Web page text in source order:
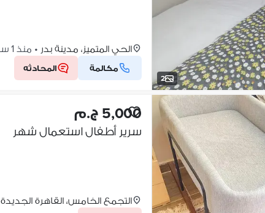
2
الحي المتميز، مدينة بدر • منذ 1 ساعة
مكالمة المحادثه
5,000 ج.م
سرير أطفال استعمال شهر
التجمع الخامس، القاهرة الجديدة